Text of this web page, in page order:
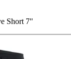
Short 7"